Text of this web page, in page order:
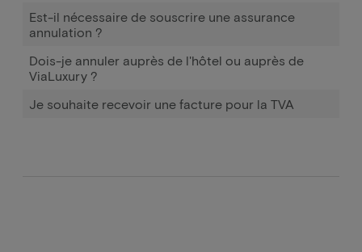
Est-il nécessaire de souscrire une assurance
annulation ?
Dois-je annuler auprès de l'hôtel ou auprès de
ViaLuxury ?
Je souhaite recevoir une facture pour la TVA